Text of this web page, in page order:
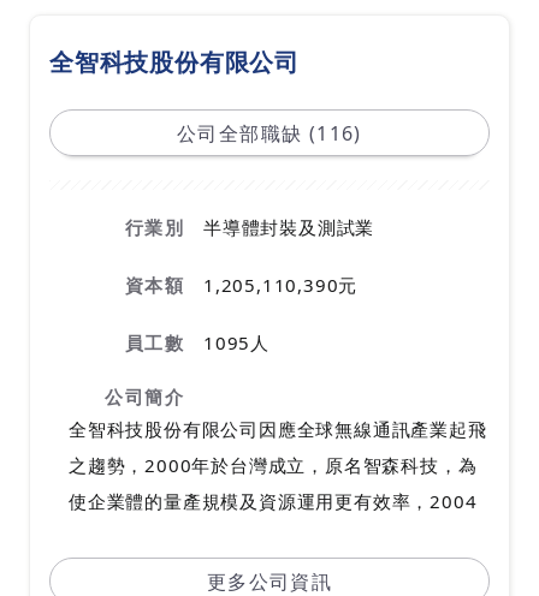
全智科技股份有限公司
公司全部職缺 (116)
行業別 半導體封裝及測試業
資本額 1,205,110,390元
員工數 1095人
公司簡介
全智科技股份有限公司因應全球無線通訊產業起飛
之趨勢，2000年於台灣成立，原名智森科技，為
使企業體的量產規模及資源運用更有效率，2004
科技＂。全智科技致力成為世界級射頻積體電路測
更多公司資訊